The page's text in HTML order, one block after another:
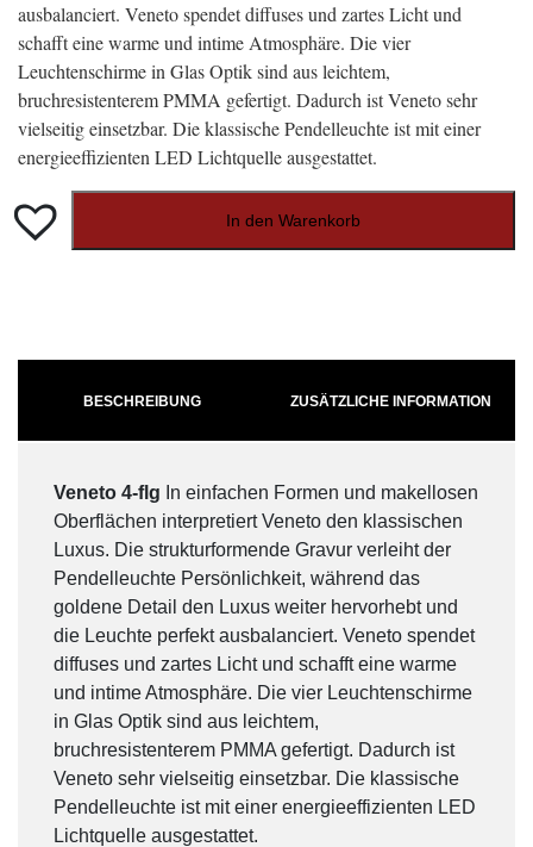
ausbalanciert. Veneto spendet diffuses und zartes Licht und
schafft eine warme und intime Atmosphäre. Die vier
Leuchtenschirme in Glas Optik sind aus leichtem,
bruchresistenterem PMMA gefertigt. Dadurch ist Veneto sehr
vielseitig einsetzbar. Die klassische Pendelleuchte ist mit einer
energieeffizienten LED Lichtquelle ausgestattet.
In den Warenkorb
BESCHREIBUNG ZUSÄTZLICHE INFORMATION
Veneto 4-flg In einfachen Formen und makellosen
Oberflächen interpretiert Veneto den klassischen
Luxus. Die strukturformende Gravur verleiht der
Pendelleuchte Persönlichkeit, während das
goldene Detail den Luxus weiter hervorhebt und
die Leuchte perfekt ausbalanciert. Veneto spendet
diffuses und zartes Licht und schafft eine warme
und intime Atmosphäre. Die vier Leuchtenschirme
in Glas Optik sind aus leichtem,
bruchresistenterem PMMA gefertigt. Dadurch ist
Veneto sehr vielseitig einsetzbar. Die klassische
Pendelleuchte ist mit einer energieeffizienten LED
Lichtquelle ausgestattet.